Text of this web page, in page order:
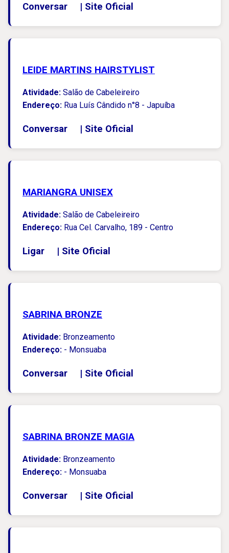
Conversar | Site Oficial
LEIDE MARTINS HAIRSTYLIST
Atividade: Salão de Cabeleireiro
Endereço: Rua Luís Cândido n°8 - Japuíba
Conversar | Site Oficial
MARIANGRA UNISEX
Atividade: Salão de Cabeleireiro
Endereço: Rua Cel. Carvalho, 189 - Centro
Ligar | Site Oficial
SABRINA BRONZE
Atividade: Bronzeamento
Endereço: - Monsuaba
Conversar | Site Oficial
SABRINA BRONZE MAGIA
Atividade: Bronzeamento
Endereço: - Monsuaba
Conversar | Site Oficial